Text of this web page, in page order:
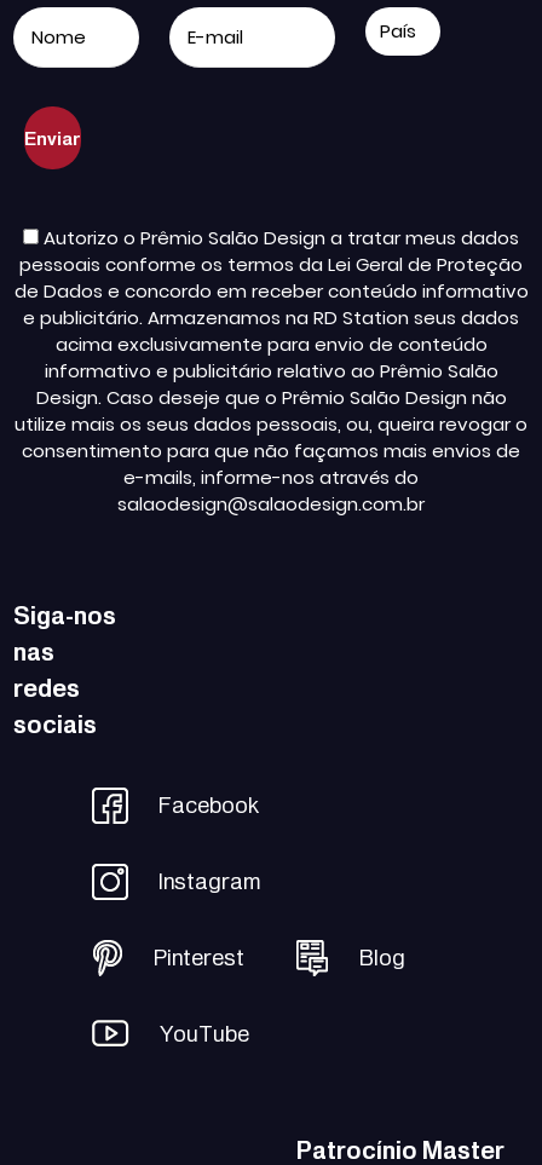
Autorizo o Prêmio Salão Design a tratar meus dados
pessoais conforme os termos da Lei Geral de Proteção
de Dados e concordo em receber conteúdo informativo
e publicitário. Armazenamos na RD Station seus dados
acima exclusivamente para envio de conteúdo
informativo e publicitário relativo ao Prêmio Salão
Design. Caso deseje que o Prêmio Salão Design não
utilize mais os seus dados pessoais, ou, queira revogar o
consentimento para que não façamos mais envios de
e-mails, informe-nos através do
salaodesign@salaodesign.com.br
Siga-nos
nas
redes
sociais
Facebook
Instagram
Pinterest Blog
YouTube
Patrocínio Master